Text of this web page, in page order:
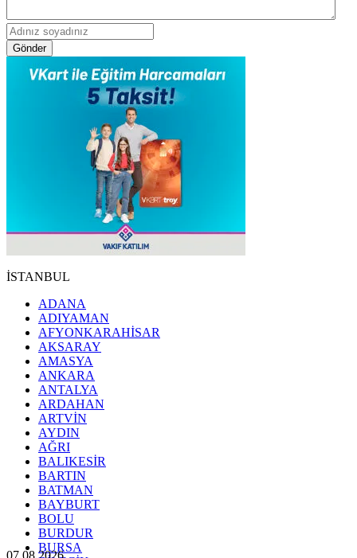
Gönder
İSTANBUL
ADANA
ADIYAMAN
AFYONKARAHİSAR
AKSARAY
AMASYA
ANKARA
ANTALYA
ARDAHAN
ARTVİN
AYDIN
AĞRI
BALIKESİR
BARTIN
BATMAN
BAYBURT
BOLU
BURDUR
BURSA
07.08.2026